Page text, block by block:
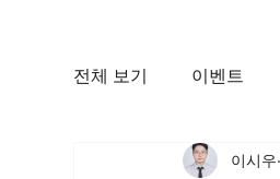
전체 보기 이벤트
이시우